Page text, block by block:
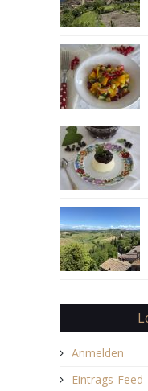
Anmelden
Eintrags-Feed